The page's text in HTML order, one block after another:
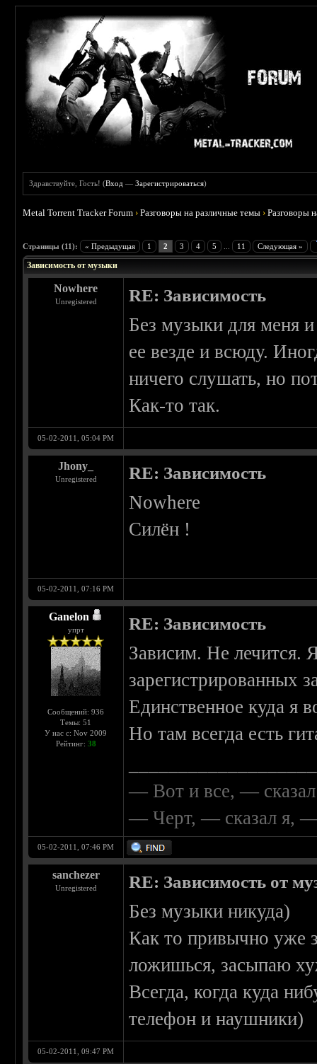
Здравствуйте, Гость! (Вход —Зарегистрироваться)
Metal Torrent Tracker Forum ›Разговоры на различные темы ›Разговоры
Страницы (11): « Предыдущая 1 2 3 4 5 11 Следующая »
Зависимость от музыки
Nowhere
Unregistered RE: Зависимость
Без музыки для меня
ее везде и всюду.
ничего слушать, но
Как-то так.
05-02-2011, 05:04 PM
Jhony_
Unregistered RE: Зависимость
Nowhere
Силён !
05-02-2011, 07:16 PM
Ganelon
упрт
Сообщений: 936
Темы: 51
У нас с: Nov 2009
Рейтинг: 38
RE: Зависимость
Зависим. Не лечится.
зарегистрированных
Единственное куда я
Но там всегда есть
— Вот и все, —
— Черт, — сказал я, —
05-02-2011, 07:46 PM
sanchezer
Unregistered RE: Зависимость от
Без музыки никуда)
Как то привычно уже
ложишься, засыпаю
Всегда, когда куда
телефон и наушники)
05-02-2011, 09:47 PM